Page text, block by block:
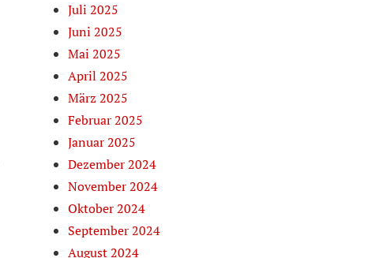
Juli 2025
Juni 2025
Mai 2025
April 2025
März 2025
Februar 2025
Januar 2025
Dezember 2024
November 2024
Oktober 2024
September 2024
August 2024